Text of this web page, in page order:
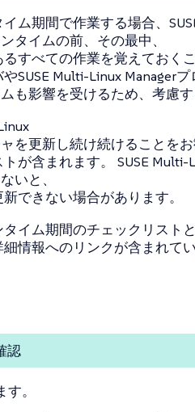
ム期間で作業する場合、
タイムの前、その最中、
すべての作業を覚えておく
SUSE Multi-Linux Manager
も影響を受けるため、考慮す
を更新し続け続けることをお
が含まれます。 SUSE Multi-
いと、
できない場合があります。
イム期間のチェックリストと
情報へのリンクが含まれてい
認
。